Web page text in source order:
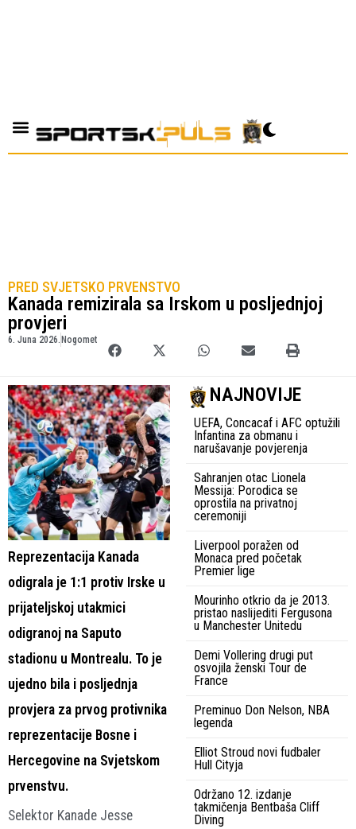
PRED SVJETSKO PRVENSTVO
Kanada remizirala sa Irskom u posljednjoj
provjeri
6. Juna 2026. Nogomet
Reprezentacija Kanada
odigrala je 1:1 protiv Irske u
prijateljskoj utakmici
odigranoj na Saputo
stadionu u Montrealu. To je
ujedno bila i posljednja
provjera za prvog protivnika
reprezentacije Bosne i
Hercegovine na Svjetskom
prvenstvu.
Selektor Kanade Jesse
NAJNOVIJE
UEFA, Concacaf i AFC optužili
Infantina za obmanu i
narušavanje povjerenja
Sahranjen otac Lionela
Messija: Porodica se
oprostila na privatnoj
ceremoniji
Liverpool poražen od
Monaca pred početak
Premier lige
Mourinho otkrio da je 2013.
pristao naslijediti Fergusona
u Manchester Unitedu
Demi Vollering drugi put
osvojila ženski Tour de
France
Preminuo Don Nelson, NBA
legenda
Elliot Stroud novi fudbaler
Hull Cityja
Održano 12. izdanje
takmičenja Bentbaša Cliff
Diving